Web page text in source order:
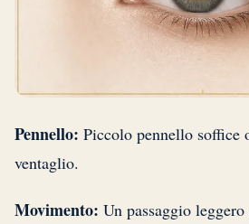
Pennello: Piccolo pennello soffice
ventaglio.
Movimento: Un passaggio